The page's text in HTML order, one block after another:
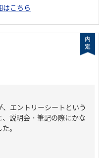
はこちら
エントリーシートという
説明会・筆記の際にかな
。